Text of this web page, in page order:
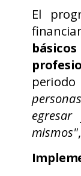
El
básicos
mismos"